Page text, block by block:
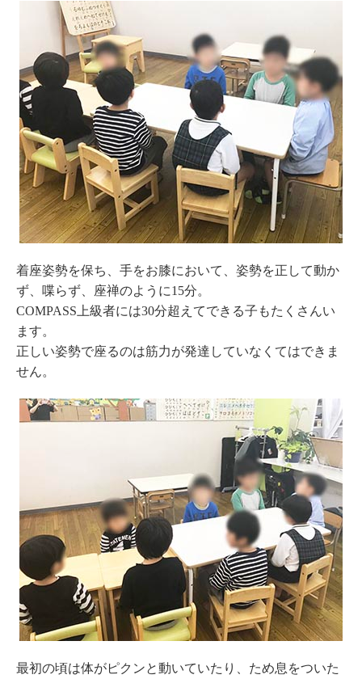
着座姿勢を保ち、手をお膝において、姿勢を正して動か
ず、喋らず、座禅のように15分。
COMPASS上級者には30分超えてできる子もたくさんい
ます。
正しい姿勢で座るのは筋力が発達していなくてはできま
せん。
最初の頃は体がピクンと動いていたり、ため息をついた